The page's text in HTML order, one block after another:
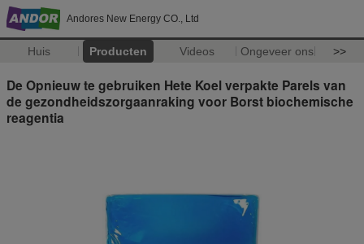
Andores New Energy CO., Ltd
Huis Producten Videos Ongeveer ons >>
De Opnieuw te gebruiken Hete Koel verpakte Parels van
de gezondheidszorgaanraking voor Borst biochemische
reagentia